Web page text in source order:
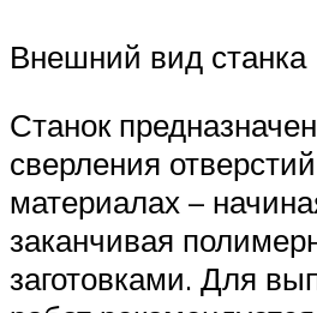
Внешний вид станка
Станок
сверления
материалах –
заканчивая
заготовками. Для